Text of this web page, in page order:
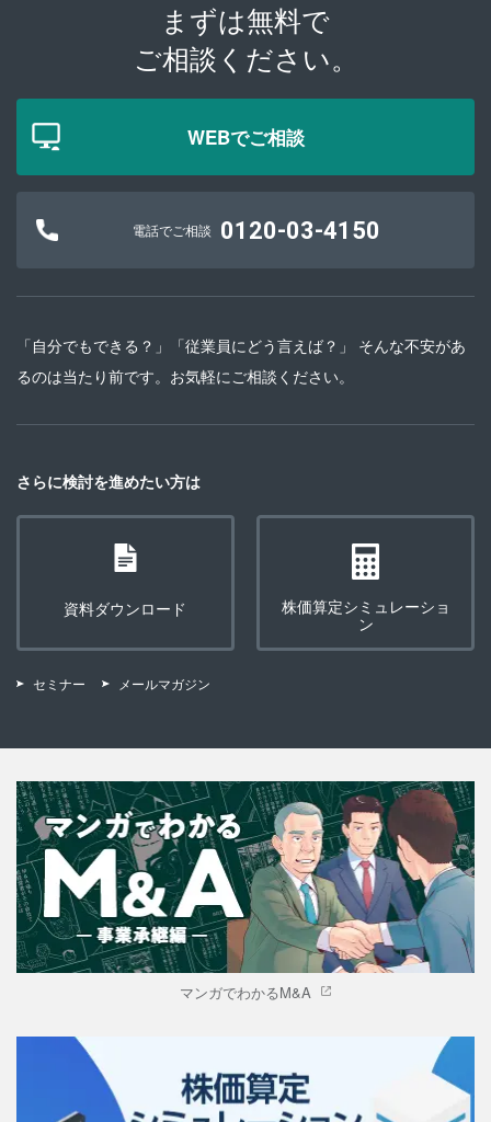
まずは無料で
ご相談ください。
WEBでご相談
電話でご相談 0120-03-4150
「自分でもできる？」「従業員にどう言えば？」 そんな不安があ
るのは当たり前です。お気軽にご相談ください。
さらに検討を進めたい方は
資料ダウンロード
株価算定シミュレーショ
ン
セミナー メールマガジン
マンガでわかるM&A